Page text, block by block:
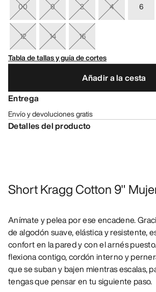
00 0 2 4 6
12 14
16
Tabla de tallas y guía de cortes
Añadir a la cesta
Entrega
Envío y devoluciones gratis
Detalles del producto
Short Kragg Cotton 9"
Anímate y pelea por ese encadene.
de algodón suave, elástica y resistente,
confort en la pared y con el arnés
flexiona contigo, cordón interno y
que se suban y bajen mientras escalas,
tengas que pensar en tu siguiente paso.